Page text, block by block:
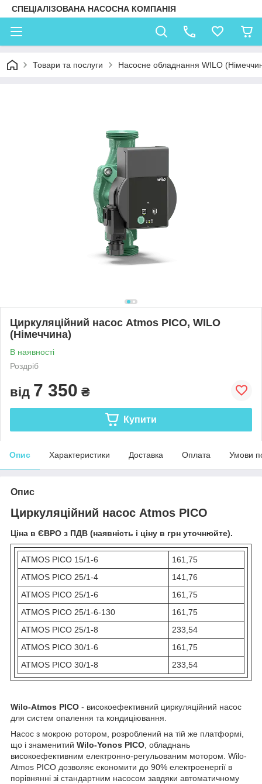
СПЕЦІАЛІЗОВАНА НАСОСНА КОМПАНІЯ
Товари та послуги Насосне обладнання WILO
Циркуляційний насос Atmos PICO, WILO
(Німеччина)
В наявності
Роздріб
від 7 350 ₴
Купити
Опис Характеристики Доставка Оплата Умови
Опис
Циркуляційний насос Atmos PICO
Ціна в ЄВРО з ПДВ (наявність і ціну в грн уточнюйте).
ATMOS PICO 15/1-6
161,75
ATMOS PICO 25/1-4
141,76
ATMOS PICO 25/1-6
161,75
ATMOS PICO 25/1-6-130
161,75
ATMOS PICO 25/1-8
233,54
ATMOS PICO 30/1-6
161,75
ATMOS PICO 30/1-8
233,54
Wilo-Atmos PICO - високоефективний циркуляційний насос
для систем опалення та кондиціювання.
Насос з мокрою ротором, розроблений на тій же платформі,
що і знаменитий Wilo-Yonos PICO, обладнань
високоефективним електронно-регульованим мотором. Wilo-
Atmos PICO дозволяє економити до 90% електроенергії в
порівнянні зі стандартним насосом завдяки автоматичному